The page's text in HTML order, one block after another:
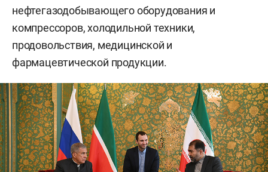
нефтегазодобывающего оборудования и
компрессоров, холодильной техники,
продовольствия, медицинской и
фармацевтической продукции.